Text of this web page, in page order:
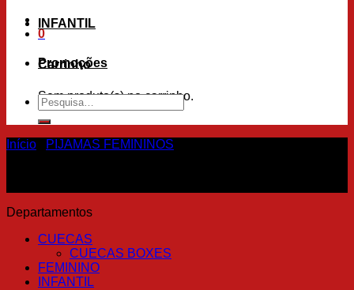
0
Carrinho
Sem produto(s) no carrinho.
INFANTIL
Promoções
Pesquisar
por:
Início PIJAMAS FEMININOS
Departamentos
CUECAS
CUECAS BOXES
FEMININO
INFANTIL